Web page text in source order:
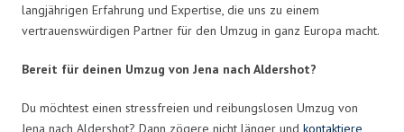
langjährigen Erfahrung und Expertise, die uns zu einem
vertrauenswürdigen Partner für den Umzug in ganz Europa macht.
Bereit für deinen Umzug von Jena nach Aldershot?
Du möchtest einen stressfreien und reibungslosen Umzug von
Jena nach Aldershot? Dann zögere nicht länger und kontaktiere